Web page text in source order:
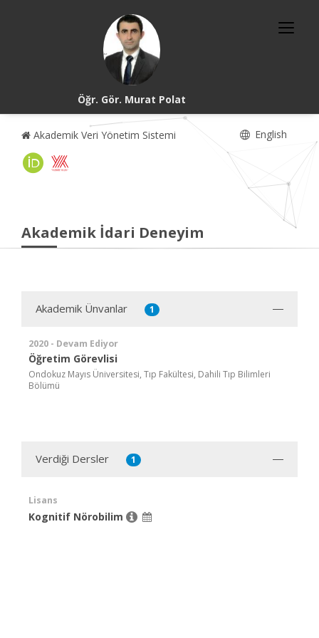
Öğr. Gör. Murat Polat
Akademik Veri Yönetim Sistemi English
Akademik İdari Deneyim
Akademik Ünvanlar 1
2020 - Devam Ediyor
Öğretim Görevlisi
Ondokuz Mayıs Üniversitesi, Tıp Fakültesi, Dahili Tıp Bilimleri
Bölümü
Verdiği Dersler 1
Lisans
Kognitif Nörobilim